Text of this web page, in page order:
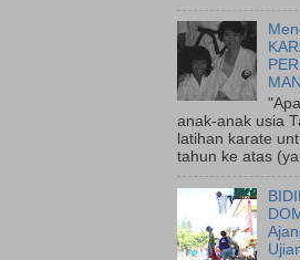
anak-anak usia
latihan karate
tahun ke atas